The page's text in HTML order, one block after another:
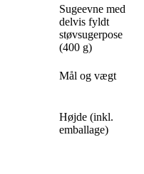
Sugeevne med
delvis fyldt
støvsugerpose
(400 g)
Mål og vægt
Højde (inkl.
emballage)